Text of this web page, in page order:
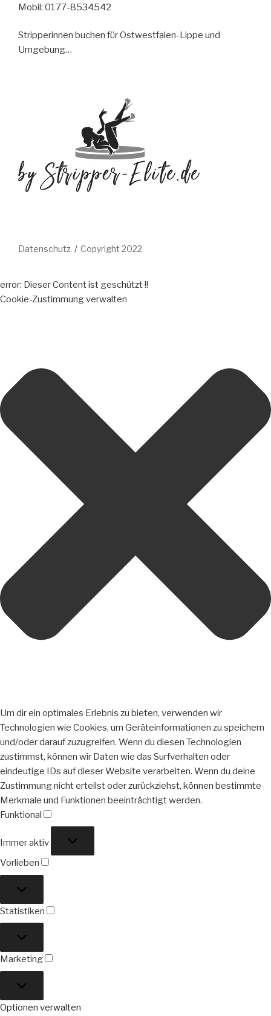
Mobil: 0177-8534542
Stripperinnen buchen für Ostwestfalen-Lippe und
Umgebung…
Datenschutz Copyright 2022
error: Dieser Content ist geschützt !!
Cookie-Zustimmung verwalten
Um dir ein optimales Erlebnis zu bieten, verwenden wir
Technologien wie Cookies, um Geräteinformationen zu speichern
und/oder darauf zuzugreifen. Wenn du diesen Technologien
zustimmst, können wir Daten wie das Surfverhalten oder
eindeutige IDs auf dieser Website verarbeiten. Wenn du deine
Zustimmung nicht erteilst oder zurückziehst, können bestimmte
Merkmale und Funktionen beeinträchtigt werden.
Funktional
Immer aktiv
Vorlieben
Statistiken
Marketing
Optionen verwalten